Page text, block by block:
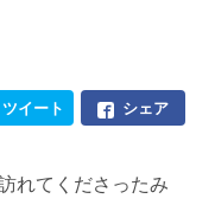
シェア
ツイート
れてくださったみ